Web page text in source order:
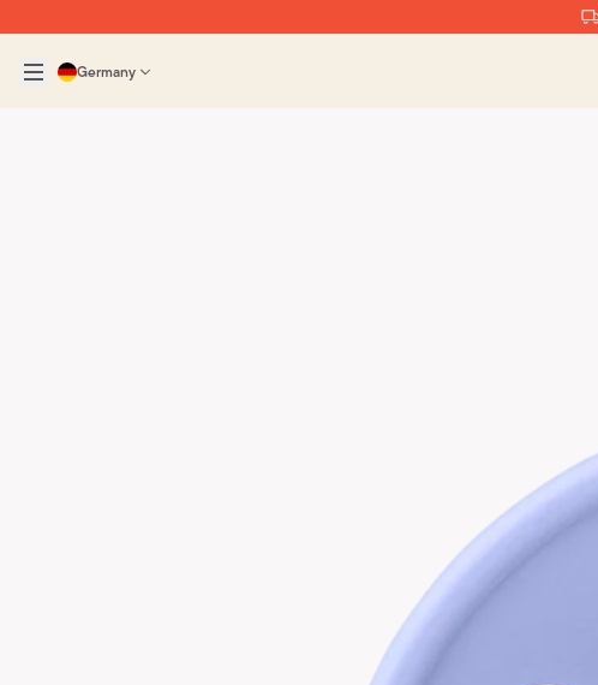
Germany